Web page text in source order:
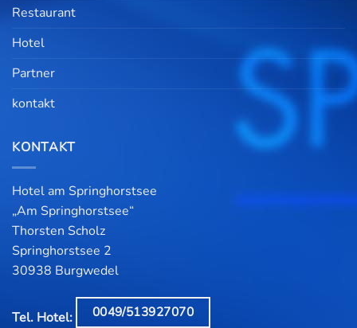
Restaurant
Hotel
Partner
kontakt
KONTAKT
Hotel am Springhorstsee
„Am Springhorstsee“
Thorsten Scholz
Springhorstsee 2
30938 Burgwedel
Tel. Hotel: 0049/513927070